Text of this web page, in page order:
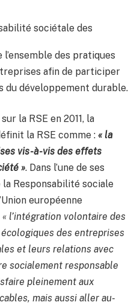
sociétale des
des pratiques
afin de participer
du développement durable.
la RSE en 2011, la
la RSE comme : « la
vis-à-vis des effets
». Dans l’une de ses
Responsabilité sociale
européenne
« l’intégration volontaire des
des entreprises
et leurs relations avec
socialement responsable
pleinement aux
mais aussi aller au-